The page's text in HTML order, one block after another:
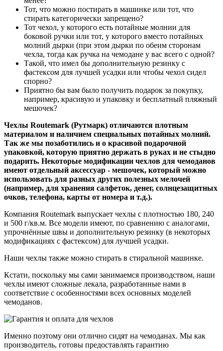
Тот, что можно постирать в машинке или тот, что
стирать категорически запрещено?
Тот чехол, у которого есть потайные молнии для
боковой ручки или тот, у которого вместо потайных
молний дырки (при этом дырки по обеим сторонам
чехла, тогда как ручка на чемодане у вас всего с одной?
Такой, что имел бы дополнительную резинку с
фастексом для лучшей усадки или чтобы чехол сидел
спорно?
Приятно бы вам было получить подарок за покупку,
например, красивую и упаковку и бесплатный пляжный
мешочек?
Чехлы Routemark (Рутмарк) отличаются плотным
материалом и наличием специальных потайных молний.
Так же мы позаботились и о красивой подарочной
упаковкой, которую приятно держать в руках и не стыдно
подарить. Некоторые модификации чехлов для чемоданов
имеют отдельный аксессуар - мешочек, который можно
использовать для разных других полезных мелочей
(например, для хранения салфеток, денег, солнцезащитных
очков, телефона, карты от номера и т.д.).
Компания Routemark выпускает чехлы с плотностью 180, 240
и 500 г/кв.м. Все модели имеют, по сравнению с аналогами,
упрочнённые швы и дополнительную резинку (в некоторых
модификациях с фастексом) для лучшей усадки.
Наши чехлы также можно стирать в стиральной машинке.
Кстати, поскольку мы сами занимаемся производством, наши
чехлы имеют сложные лекала, разработанные нами в
соответствие с особенностями всех основных моделей
чемоданов.
Именно поэтому они отлично сидят на чемоданах. Мы как
производитель, готовы предоставлять гарантию